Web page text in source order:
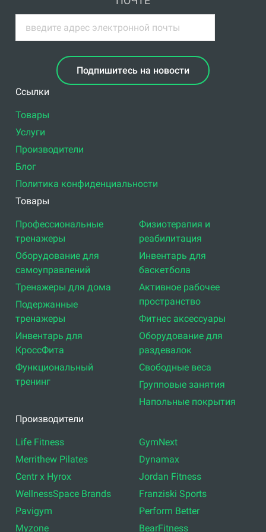
Подпишитесь на новости
Ссылки
Товары
Услуги
Производители
Блог
Политика конфиденциальности
Товары
Профессиональные
тренажеры
Оборудование для
самоуправлений
Тренажеры для дома
Подержанные
тренажеры
Инвентарь для
КроссФита
Функциональный
тренинг
Физиотерапия и
реабилитация
Инвентарь для
баскетбола
Активное рабочее
пространство
Фитнес аксессуары
Оборудование для
раздевалок
Свободные веса
Групповые занятия
Напольные покрытия
Производители
Life Fitness
Merrithew Pilates
Centr x Hyrox
WellnessSpace Brands
Pavigym
Myzone
GymNext
Dynamax
Jordan Fitness
Franziski Sports
Perform Better
BearFitness